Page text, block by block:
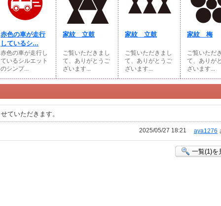
赤色の車が走行
しているシ...
赤色の車が走行し
ているシルエット
のシンプ...
家紋 立鼓
ご覧いただきまし
て、ありがとうご
ざいます...
家紋 立鼓
ご覧いただきまし
て、ありがとうご
ざいます...
家紋 梅
ご覧いただ
て、ありが
ざいます...
ていただきます。
aya1276
2025/05/27 18:21
一覧(1)を